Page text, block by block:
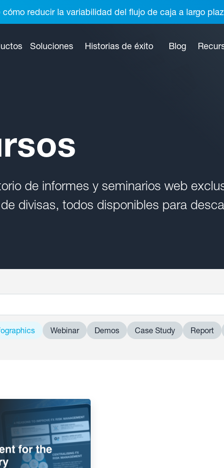
cómo reducir la variabilidad del flujo de caja a largo
Soluciones Historias de éxito Blog
de informes y seminarios web
divisas, todos disponibles para
Webinar Demos Case Study Report